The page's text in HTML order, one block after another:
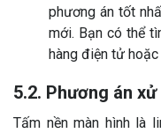
phương án tốt
mới. Bạn có thể
hàng điện tử
5.2. Phương án
Tấm nền màn hình là